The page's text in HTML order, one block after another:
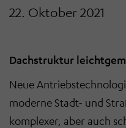
22. Oktober 2021
Dachstruktur
Neue
moderne Stadt- und
komplexer, aber auch